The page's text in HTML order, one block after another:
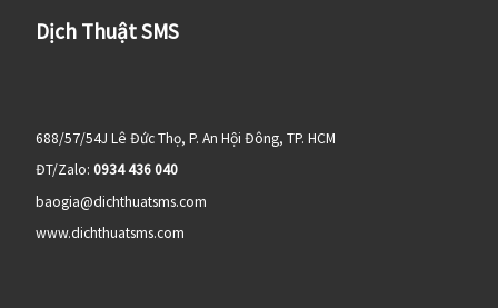
Dịch Thuật SMS
688/57/54J Lê Đức Thọ, P. An Hội Đông, TP. HCM
ĐT/Zalo: 0934 436 040
baogia@dichthuatsms.com
www.dichthuatsms.com